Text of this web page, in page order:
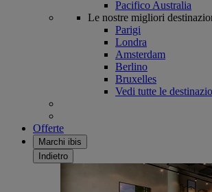
Pacifico Australia
Le nostre migliori
Parigi
Londra
Amsterdam
Berlino
Bruxelles
Vedi tutte le
Offerte
Marchi ibis
Indietro